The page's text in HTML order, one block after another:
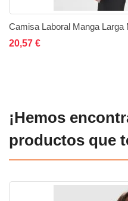
Camisa Laboral Manga Larga
20,57 €
¡Hemos
productos que